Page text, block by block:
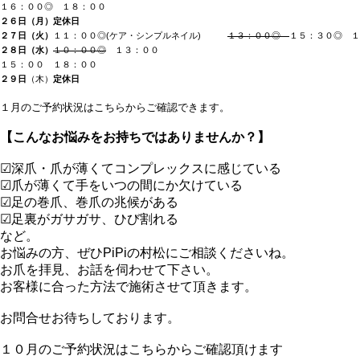
１６：００◎ １８：００
２６日（月） 定休日
２７日（火）
１１：００◎(ケア・シンプルネイル) １３：００◎ １５：３０◎
２８日（水） １０：００◎ １３：０ ０
１５：００ １８：００
２９日 （木） 定休日
１月のご予約状況はこちらからご確認できます。
【こんなお悩みをお持ちではありませんか？ 】
☑深爪・爪が薄くてコンプレックスに感じている
☑爪が薄くて手をいつの間にか欠けている
☑足の巻爪、巻爪の兆候がある
☑足裏がガサガサ、ひび割れる
など。
お悩みの方、ぜひPiPiの村松にご相談くださいね。
お爪を拝見、お話を伺わせて下さい。
お客様に合った方法で施術させて頂きます。
お問合せお待ちしております。
１０月のご予約状況はこちらからご確認頂けます